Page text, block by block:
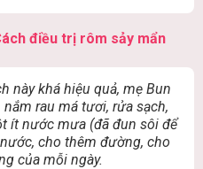
điều trị rôm sảy mẩn
này khá hiệu quả, mẹ Bun
rau má tươi, rửa sạch,
ít nước mưa (đã đun sôi để
cho thêm đường, cho
của mỗi ngày.